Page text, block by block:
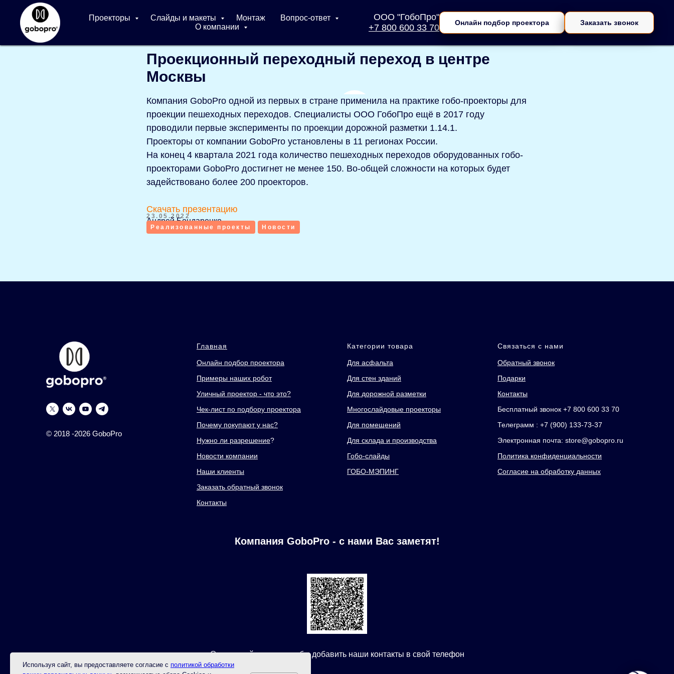
Проекторы Слайды и макеты Монтаж
Вопрос-ответ
О компании
ООО "ГобоПро"
+7 800 600 33 70
Онлайн подбор проектора Заказать звонок
Проекционный переходный переход в центре
Москвы
Компания GoboPro одной из первых в стране применила на практике гобо-проекторы для
проекции пешеходных переходов. Специалисты ООО ГобоПро ещё в 2017 году
проводили первые эксперименты по проекции дорожной разметки 1.14.1.
Проекторы от компании GoboPro установлены в 11 регионах России.
На конец 4 квартала 2021 года количество пешеходных переходов оборудованных гобо-
проекторами GoboPro достигнет не менее 150. Во-общей сложности на которых будет
задействовано более 200 проекторов.
Скачать презентацию
23.05.2022
Андрей Бондаренко
Реализованные проекты Новости
© 2018 -2026 GoboPro
Главная
Онлайн подбор проектора
Примеры наших робот
Уличный проектор - что это?
Чек-лист по подбору проектора
Почему покупают у нас?
Нужно ли разрешение?
Новости компании
Наши клиенты
Заказать обратный звонок
Контакты
Категории товара
Для асфальта
Для стен зданий
Для дорожной разметки
Многослайдовые проекторы
Для помещений
Для склада и производства
Гобо-слайды
ГОБО-МЭПИНГ
Связаться с нами
Обратный звонок
Подарки
Контакты
Бесплатный звонок +7 800 600 33 70
Телеграмм : +7 (900) 133-73-37
Электронная почта: store@gobopro.ru
Политика конфиденциальности
Согласие на обработку данных
Компания GoboPro - с нами Вас заметят!
Отсканируйте qr код чтобы добавить наши контакты в свой телефон
Используя сайт, вы предоставляете согласие с политикой обработки